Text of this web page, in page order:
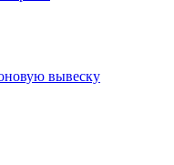
вывеску